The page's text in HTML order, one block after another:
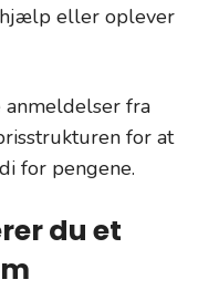
hjælp eller oplever
fra
for at
for pengene.
du et